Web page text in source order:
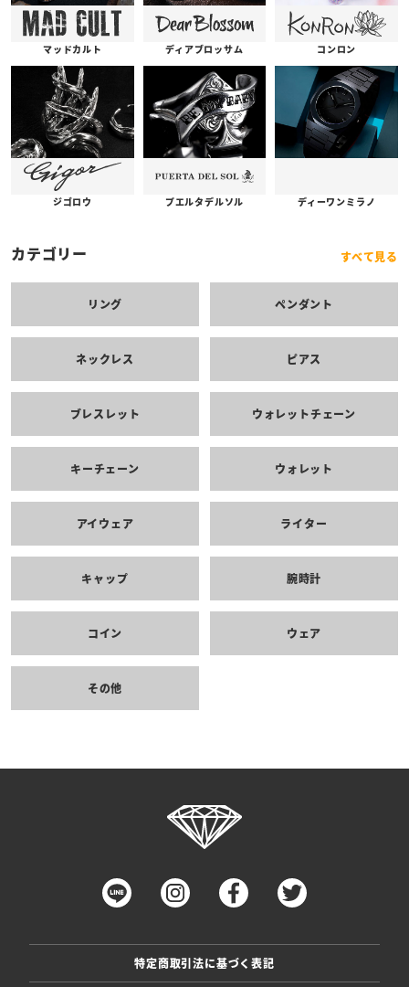
マッドカルト ディアブロッサム コンロン
ジゴロウ プエルタデルソル ディーワンミラノ
カテゴリー すべて見る
リング ペンダント
ネックレス ピアス
ブレスレット ウォレットチェーン
キーチェーン ウォレット
アイウェア ライター
キャップ 腕時計
コイン ウェア
その他
特定商取引法に基づく表記